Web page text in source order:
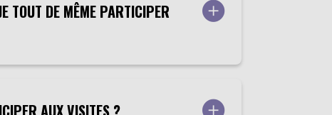
TOUT DE MÊME PARTICIPER
AUX VISITES ?